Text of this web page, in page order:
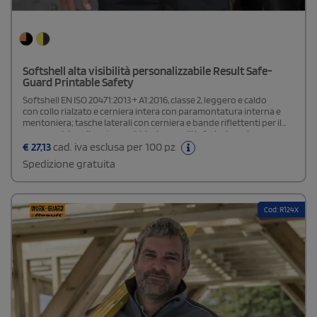
Softshell alta visibilità personalizzabile Result Safe-
Guard Printable Safety
Softshell EN ISO 20471:2013 + A1:2016, classe 2, leggero e caldo
con collo rialzato e cerniera intera con paramontatura interna e
mentoniera; tasche laterali con cerniera e bande riflettenti per il
corpo, polsino rilegato morbido; i pannelli inferiori scuri
nascondono la sporcizia, adatto per stampa diretta (non DTG),
transfer e ricamo.RIS-3279-TOM (solo Fluo
Orange/Black)Composizione: 100% poliestere per la parte esterna,
membrana TPU antivento, impermeabile (8000 mm), traspirante
(micropile) per la partte interna.
€ 27,13 cad. iva esclusa per 100 pz
Spedizione gratuita
Cod: R124X